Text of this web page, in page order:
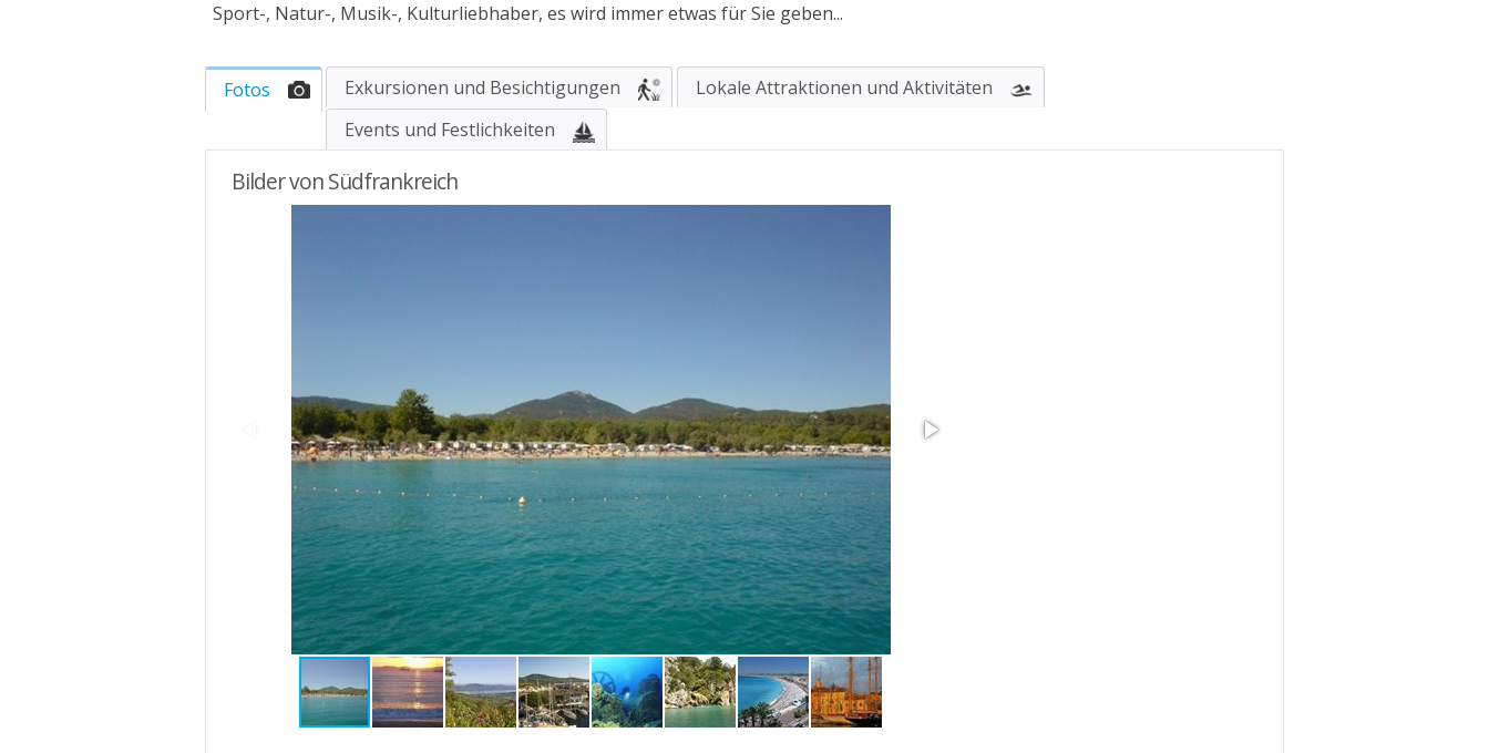
Sport-, Natur-, Musik-, Kulturliebhaber, es wird immer etwas für Sie geben...
Fotos Exkursionen und Besichtigungen
Lokale Attraktionen und Aktivitäten
Events und Festlichkeiten
Bilder von Südfrankreich